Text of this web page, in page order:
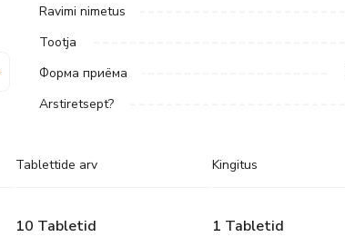
Ravimi nimetus
Tootja
Форма приёма
Arstiretsept?
Tablettide arv Kingitus
10 Tabletid 1 Tabletid